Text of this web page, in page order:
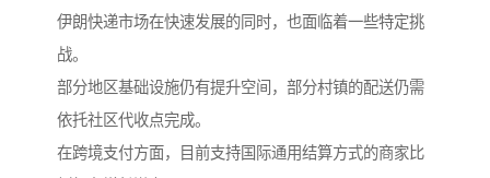
伊朗快递市场在快速发展的同时，也面临着一些特定挑
战。
部分地区基础设施仍有提升空间，部分村镇的配送仍需
依托社区代收点完成。
在跨境支付方面，目前支持国际通用结算方式的商家比